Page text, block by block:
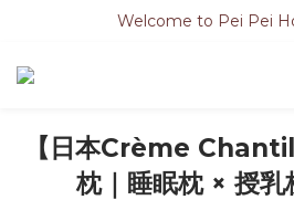
Welcome to Pei Pei
【日本Crème
枕｜睡眠枕 × 授乳